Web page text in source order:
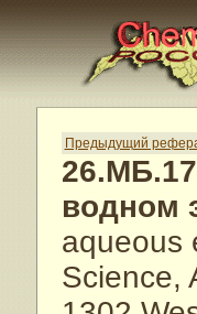
Предыдущий
водном
aqueous
Science,